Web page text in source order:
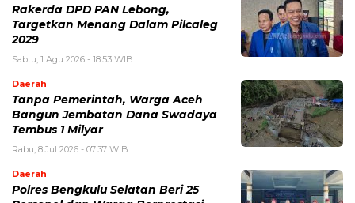
Rakerda DPD PAN Lebong,
Targetkan Menang Dalam Pilcaleg
2029
Sabtu, 1 Agu 2026 - 18:53 WIB
Daerah
Tanpa Pemerintah, Warga Aceh
Bangun Jembatan Dana Swadaya
Tembus 1 Milyar
Rabu, 8 Jul 2026 - 07:37 WIB
Daerah
Polres Bengkulu Selatan Beri 25